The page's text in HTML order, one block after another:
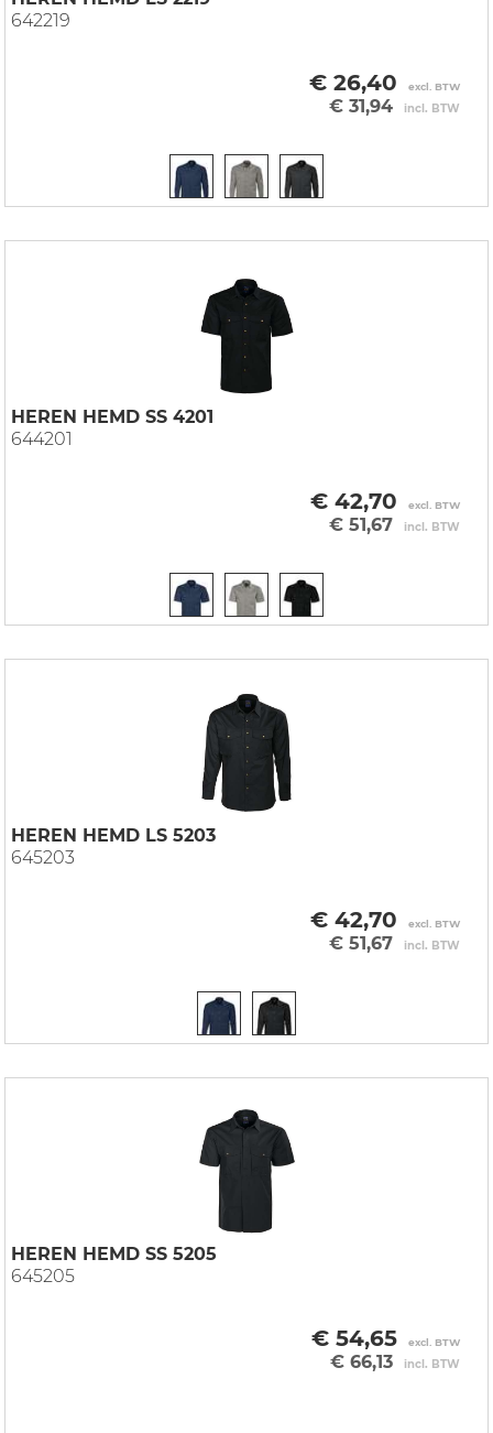
642219
€ 26,40 excl. BTW
€ 31,94 incl. BTW
HEREN HEMD SS 4201
644201
€ 42,70 excl. BTW
€ 51,67 incl. BTW
HEREN HEMD LS 5203
645203
€ 42,70 excl. BTW
€ 51,67 incl. BTW
HEREN HEMD SS 5205
645205
€ 54,65 excl. BTW
€ 66,13 incl. BTW